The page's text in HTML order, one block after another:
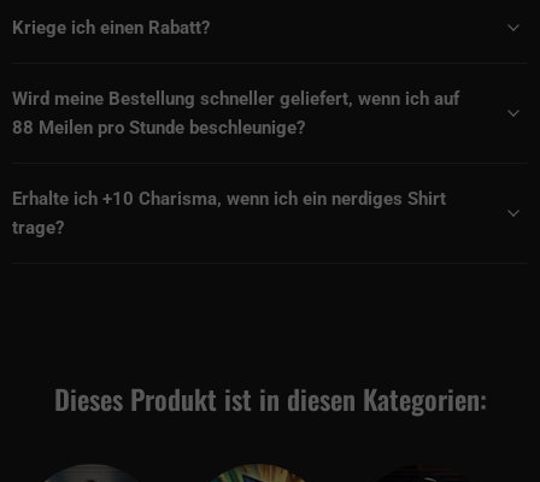
Kriege ich einen Rabatt?
Wird meine Bestellung schneller geliefert, wenn ich auf
88 Meilen pro Stunde beschleunige?
Erhalte ich +10 Charisma, wenn ich ein nerdiges Shirt
trage?
Dieses Produkt ist in diesen Kategorien: